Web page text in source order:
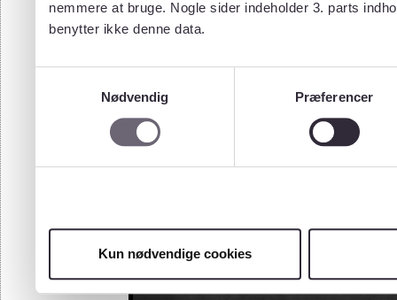
nemmere at bruge. Nogle sider indeholder 3. parts
benytter ikke denne data.
Nødvendig
Præferencer
Kun nødvendige cookies
89
90
97
100